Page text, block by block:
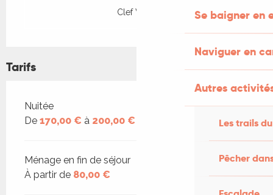
Se baigner en
Naviguer en
Autres
Les trails
Pêcher
Clef Verte
Tarifs
Tarifs 2026
Nuitée
De 170,00 € à 200,00 €
Ménage en fin de séjour
À partir de 80,00 €